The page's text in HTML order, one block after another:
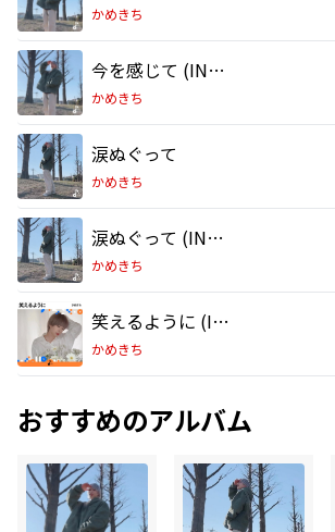
かめきち
今を感じて (INSTRUMENTAL)
かめきち
涙ぬぐって
かめきち
涙ぬぐって (INSTRUMENTAL)
かめきち
笑えるように (INSTRUMENTAL)
かめきち
おすすめのアルバム